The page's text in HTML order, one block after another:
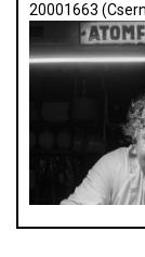
20001663